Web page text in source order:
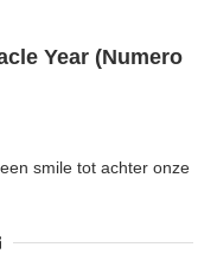
Year (Numero
smile tot achter onze